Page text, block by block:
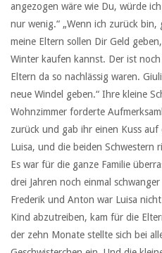
angezogen wäre wie Du, würde
nur wenig.“ „Wenn ich zurück bin,
meine Eltern sollen Dir Geld
Winter kaufen kannst. Der ist
Eltern da so nachlässig waren.
neue Windel geben.“ Ihre kleine
Wohnzimmer forderte
zurück und gab ihr einen Kuss auf
Luisa, und die beiden Schwestern
Es war für die ganze Familie
drei Jahren noch einmal
Frederik und Anton war Luisa
Kind abzutreiben, kam für die
der zehn Monate stellte sich bei